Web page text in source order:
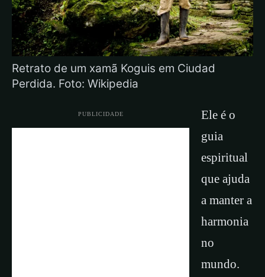
Retrato de um xamã Koguis em Ciudad
Perdida. Foto: Wikipedia
PUBLICIDADE
Ele é o
guia
espiritual
que ajuda
a manter a
harmonia
no
mundo.